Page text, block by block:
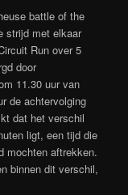
battle of the
strijd met elkaar
Run over 5
door
11.30 uur van
de achtervolging
dat het verschil
ligt, een tijd die
mochten aftrekken.
binnen dit verschil,